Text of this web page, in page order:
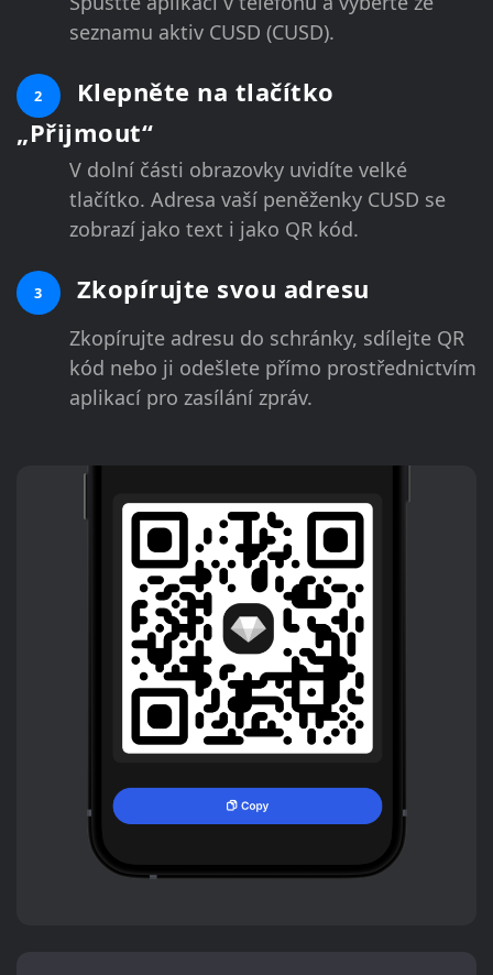
seznamu aktiv CUSD (CUSD).
2
Klepněte na tlačítko
„Přijmout“
V dolní části obrazovky uvidíte velké
tlačítko. Adresa vaší peněženky CUSD se
zobrazí jako text i jako QR kód.
3 Zkopírujte svou adresu
Zkopírujte adresu do schránky, sdílejte QR
kód nebo ji odešlete přímo prostřednictvím
aplikací pro zasílání zpráv.